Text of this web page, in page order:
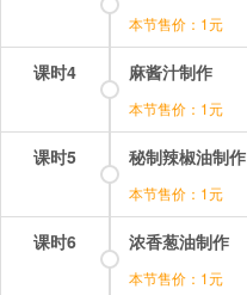
本节售价：1元
课时4 麻酱汁制作
本节售价：1元
课时5 秘制辣椒油制作
本节售价：1元
课时6 浓香葱油制作
本节售价：1元